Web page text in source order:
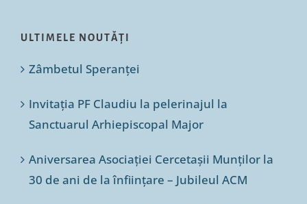
ULTIMELE NOUTĂȚI
Zâmbetul Speranței
Invitația PF Claudiu la pelerinajul la
Sanctuarul Arhiepiscopal Major
Aniversarea Asociației Cercetașii Munților la
30 de ani de la înființare – Jubileul ACM